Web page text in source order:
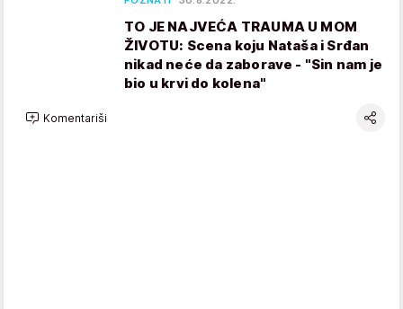
TO JE NAJVEĆA TRAUMA U MOM
ŽIVOTU: Scena koju Nataša i Srđan
nikad neće da zaborave - "Sin nam je
bio u krvi do kolena"
Komentariši